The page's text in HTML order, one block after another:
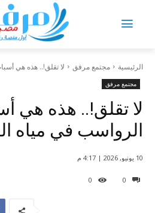
الرئيسية مجتمع مرفق لا تقلق!.. هذه هي
مجتمع مرفق
لا تقلق!.. هذه هي
الرواسب في مياه
0
0
10 يونيو, 2026 | 4:17 م